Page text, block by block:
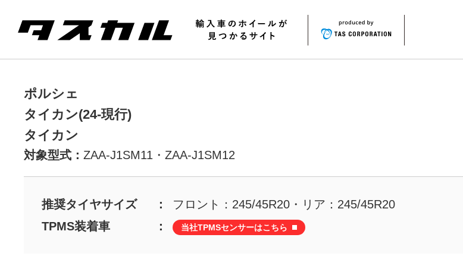
ポルシェ
タイカン(24-現行)
タイカン
対象型式： ZAA-J1SM11・ ZAA-J1SM12
推奨タイヤサイズ
フロント：245/45R20・リア：245/45R20
TPMS装着車
当社TPMSセンサーはこちら